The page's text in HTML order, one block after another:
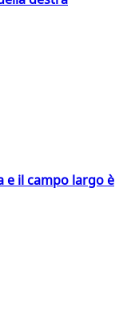
e il campo largo è